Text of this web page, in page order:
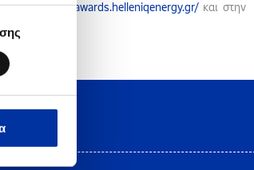
studentsawards.helleniqenergy.gr/και στην